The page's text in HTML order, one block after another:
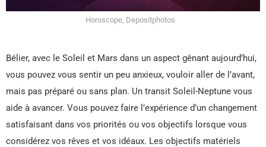
Horoscope, Depositphotos
Bélier, avec le Soleil et Mars dans un aspect gênant aujourd’hui,
vous pouvez vous sentir un peu anxieux, vouloir aller de l’avant,
mais pas préparé ou sans plan. Un transit Soleil-Neptune vous
aide à avancer. Vous pouvez faire l’expérience d’un changement
satisfaisant dans vos priorités ou vos objectifs lorsque vous
considérez vos rêves et vos idéaux. Les objectifs matériels